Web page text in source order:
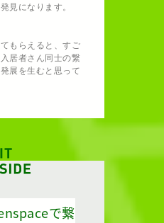
見になります。
てもらえると、すご
居者さん同士の繋
展を生むと思って
で繋